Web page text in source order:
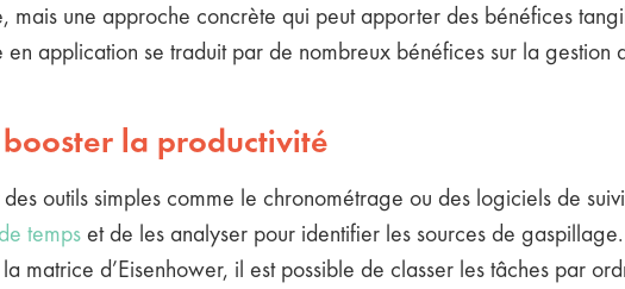
mais une approche concrète qui peut apporter des bénéfices
application se traduit par de nombreux bénéfices sur la gestion
la productivité
des outils simples comme le chronométrage ou des logiciels de
temps et de les analyser pour identifier les sources de gaspillage.
matrice d’Eisenhower, il est possible de classer les tâches par